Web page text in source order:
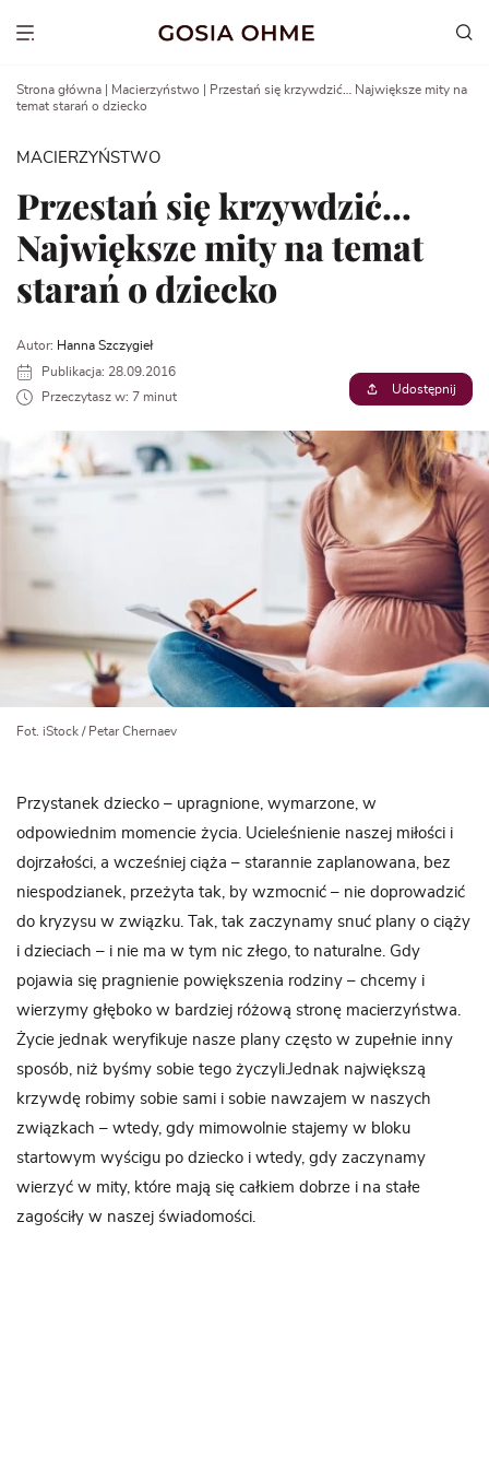
Show menu
Strona główna Macierzyństwo
Przestań się krzywdzić… Największe mity na
temat starań o dziecko
MACIERZYŃSTWO
Przestań się krzywdzić…
Największe mity na temat
starań o dziecko
Autor: Hanna Szczygieł
Publikacja: 28.09.2016
Przeczytasz w: 7 minut
Udostępnij
Fot. iStock / Petar Chernaev
Przystanek dziecko – upragnione, wymarzone, w
odpowiednim momencie życia. Ucieleśnienie naszej miłości i
dojrzałości, a wcześniej ciąża – starannie zaplanowana, bez
niespodzianek, przeżyta tak, by wzmocnić – nie doprowadzić
do kryzysu w związku. Tak, tak zaczynamy snuć plany o ciąży
i dzieciach – i nie ma w tym nic złego, to naturalne. Gdy
pojawia się pragnienie powiększenia rodziny – chcemy i
wierzymy głęboko w bardziej różową stronę macierzyństwa.
Życie jednak weryfikuje nasze plany często w zupełnie inny
sposób, niż byśmy sobie tego życzyli.Jednak największą
krzywdę robimy sobie sami i sobie nawzajem w naszych
związkach – wtedy, gdy mimowolnie stajemy w bloku
startowym wyścigu po dziecko i wtedy, gdy zaczynamy
wierzyć w mity, które mają się całkiem dobrze i na stałe
zagościły w naszej świadomości.